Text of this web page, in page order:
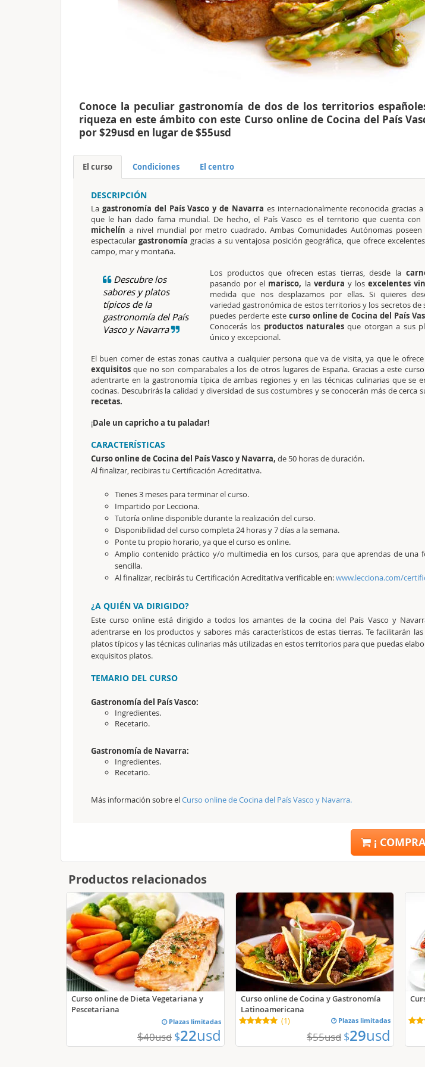
Conoce la peculiar gastronomía de dos de los territorios
riqueza en este ámbito con este Curso online de Cocina del País
por $29usd en lugar de $55usd
El curso Condiciones El centro
DESCRIPCIÓN
La gastronomía del País Vasco y de Navarra es internacionalmente reconocida gracias
que le han dado fama mundial. De hecho, el País Vasco es el territorio que cuenta con
michelín a nivel mundial por metro cuadrado. Ambas Comunidades Autónomas
espectacular gastronomía gracias a su ventajosa posición geográfica, que ofrece
campo, mar y montaña.
Descubre los
sabores y platos
típicos de la
gastronomía del País
Vasco y Navarra
Los productos que ofrecen estas tierras, desde la
pasando por el marisco, laverdura y los excelentes
medida que nos desplazamos por ellas. Si quieres
variedad gastronómica de estos territorios y los secretos de
puedes perderte este curso online de Cocina del País
Conocerás los productos naturalesque otorgan a sus
único y excepcional.
El buen comer de estas zonas cautiva a cualquier persona que va de visita, ya que le
exquisitos que no son comparabales a los de otros lugares de España. Gracias a este
adentrarte en la gastronomía típica de ambas regiones y en las técnicas culinarias que se
cocinas. Descubrirás la calidad y diversidad de sus costumbres y se conocerán más de cerca
recetas.
¡Dale un capricho a tu paladar!
CARACTERÍSTICAS
Curso online de Cocina del País Vasco y Navarra, de 50 horas de duración.
Al finalizar, recibiras tu Certificación Acreditativa.
Tienes 3 meses para terminar el curso.
Impartido por Lecciona.
Tutoría online disponible durante la realización del curso.
Disponibilidad del curso completa 24 horas y 7 días a la semana.
Ponte tu propio horario, ya que el curso es online.
Amplio contenido práctico y/o multimedia en los cursos, para que aprendas de una
sencilla.
Al finalizar, recibirás tu Certificación Acreditativa verificable en:www.lecciona.com/
¿A QUIÉN VA DIRIGIDO?
Este curso online está dirigido a todos los amantes de la cocina del País Vasco y
adentrarse en los productos y sabores más característicos de estas tierras. Te facilitarán
platos típicos y las técnicas culinarias más utilizadas en estos territorios para que puedas
exquisitos platos.
TEMARIO DEL CURSO
Gastronomía del País Vasco:
Ingredientes.
Recetario.
Gastronomía de Navarra:
Ingredientes.
Recetario.
Más información sobre elCurso online de Cocina del País Vasco y Navarra.
¡
Productos relacionados
Curso online de Dieta Vegetariana y
Pescetariana
Plazas limitadas
$40usd $22usd
Curso online de Cocina y Gastronomía
Latinoamericana
(1) Plazas limitadas
$55usd $29usd